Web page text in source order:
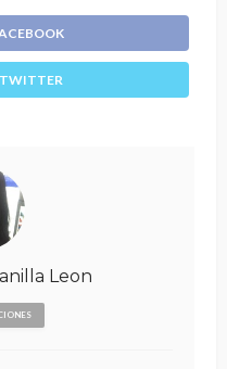
TWITTER
Leon